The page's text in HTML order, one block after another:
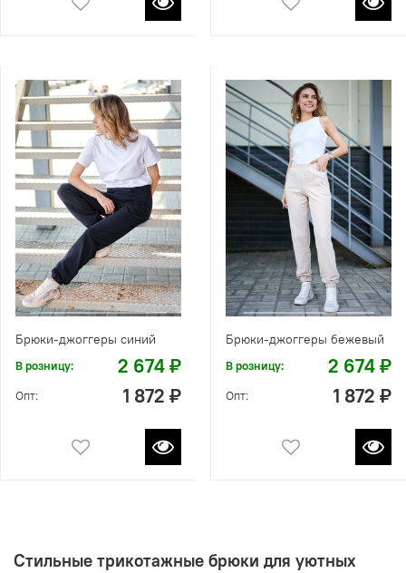
Брюки-джоггеры синий
В розницу: 2 674 ₽
Опт: 1 872 ₽
Брюки-джоггеры бежевый
В розницу: 2 674 ₽
Опт: 1 872 ₽
Стильные трикотажные брюки для уютных